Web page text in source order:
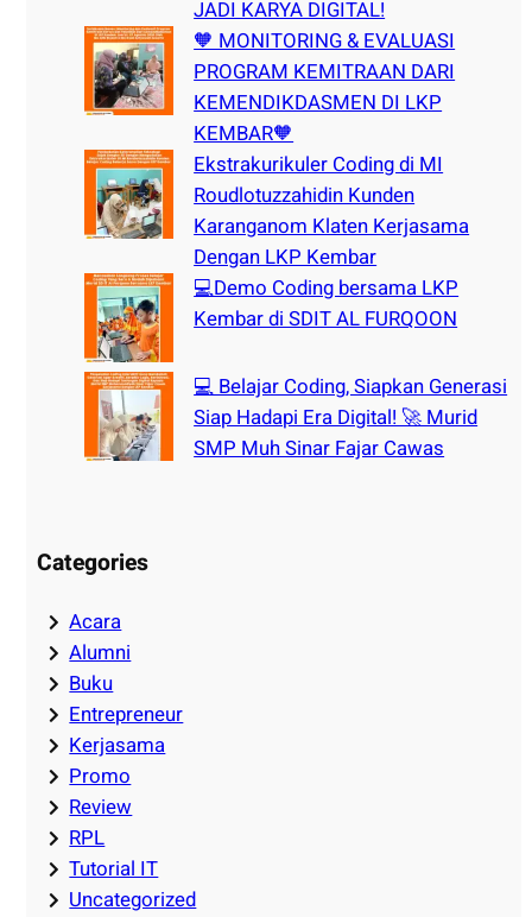
JADI KARYA DIGITAL!
🧡 MONITORING & EVALUASI
PROGRAM KEMITRAAN DARI
KEMENDIKDASMEN DI LKP
KEMBAR🧡
Ekstrakurikuler Coding di MI
Roudlotuzzahidin Kunden
Karanganom Klaten Kerjasama
Dengan LKP Kembar
💻Demo Coding bersama LKP
Kembar di SDIT AL FURQOON
💻 Belajar Coding, Siapkan Generasi
Siap Hadapi Era Digital! 🚀 Murid
SMP Muh Sinar Fajar Cawas
Categories
Acara
Alumni
Buku
Entrepreneur
Kerjasama
Promo
Review
RPL
Tutorial IT
Uncategorized